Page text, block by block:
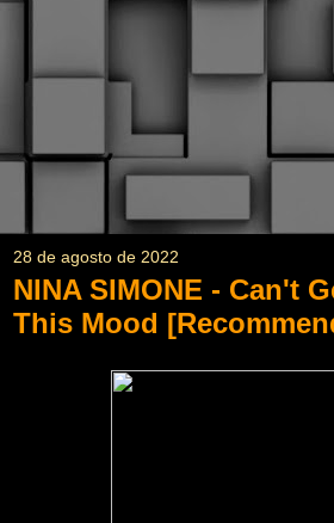
28 de agosto de 2022
NINA SIMONE - Can't
This Mood